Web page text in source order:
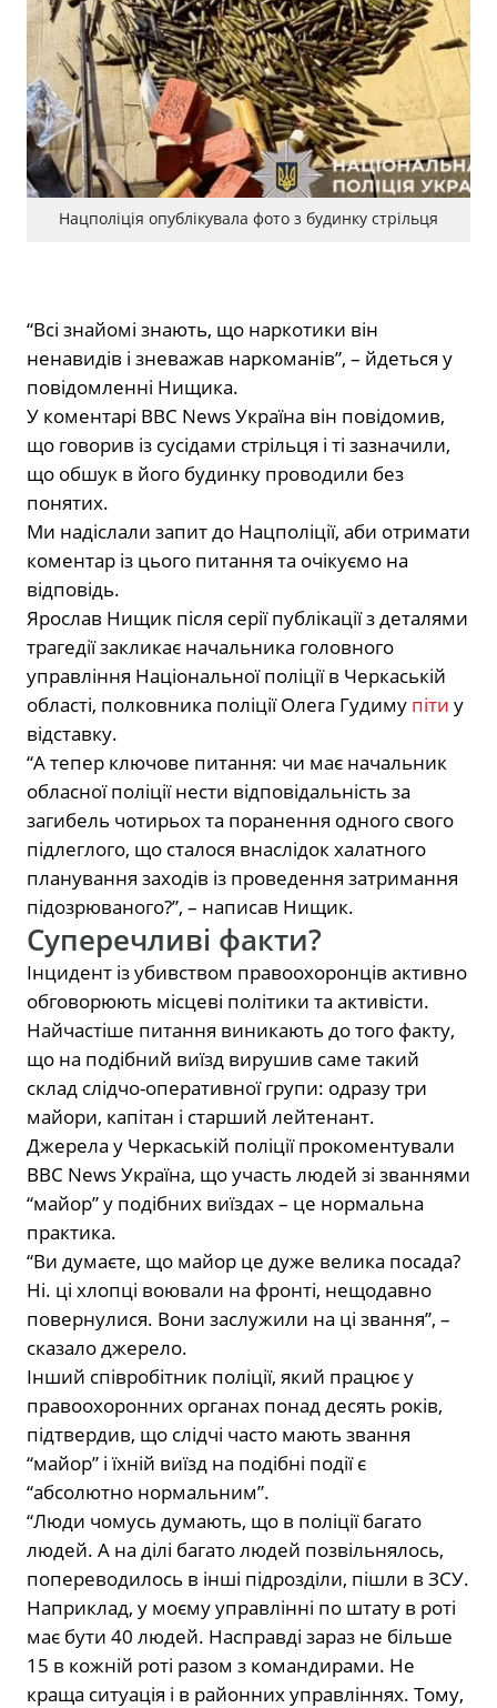
Нацполіція опублікувала фото з будинку стрільця
“Всі знайомі знають, що наркотики він
ненавидів і зневажав наркоманів”, – йдеться у
повідомленні Нищика.
У коментарі BBC News Україна він повідомив,
що говорив із сусідами стрільця і ті зазначили,
що обшук в його будинку проводили без
понятих.
Ми надіслали запит до Нацполіції, аби отримати
коментар із цього питання та очікуємо на
відповідь.
Ярослав Нищик після серії публікації з деталями
трагедії закликає начальника головного
управління Національної поліції в Черкаській
області, полковника поліції Олега Гудиму піти у
відставку.
“А тепер ключове питання: чи має начальник
обласної поліції нести відповідальність за
загибель чотирьох та поранення одного свого
підлеглого, що сталося внаслідок халатного
планування заходів із проведення затримання
підозрюваного?”, – написав Нищик.
Суперечливі факти?
Інцидент із убивством правоохоронців активно
обговорюють місцеві політики та активісти.
Найчастіше питання виникають до того факту,
що на подібний виїзд вирушив саме такий
склад слідчо-оперативної групи: одразу три
майори, капітан і старший лейтенант.
Джерела у Черкаській поліції прокоментували
BBC News Україна, що участь людей зі званнями
“майор” у подібних виїздах – це нормальна
практика.
“Ви думаєте, що майор це дуже велика посада?
Ні. ці хлопці воювали на фронті, нещодавно
повернулися. Вони заслужили на ці звання”, –
сказало джерело.
Інший співробітник поліції, який працює у
правоохоронних органах понад десять років,
підтвердив, що слідчі часто мають звання
“майор” і їхній виїзд на подібні події є
“абсолютно нормальним”.
“Люди чомусь думають, що в поліції багато
людей. А на ділі багато людей позвільнялось,
попереводилось в інші підрозділи, пішли в ЗСУ.
Наприклад, у моєму управлінні по штату в роті
має бути 40 людей. Насправді зараз не більше
15 в кожній роті разом з командирами. Не
краща ситуація і в районних управліннях. Тому,